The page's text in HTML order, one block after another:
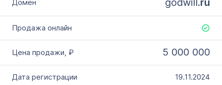
5 000 000
19.11.2024